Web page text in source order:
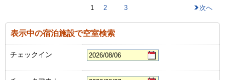
1 2 3 次へ
表示中の宿泊施設で空室検索
チェックイン